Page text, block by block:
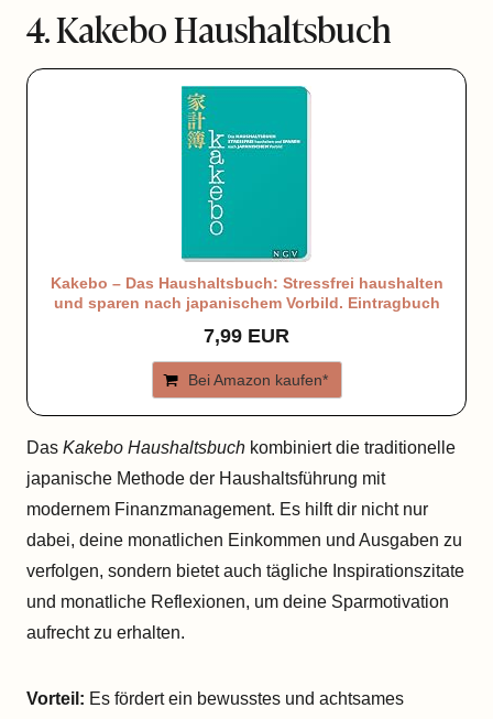
4. Kakebo Haushaltsbuch
Kakebo – Das Haushaltsbuch: Stressfrei haushalten
und sparen nach japanischem Vorbild. Eintragbuch
7,99 EUR
Bei Amazon kaufen*
Das Kakebo Haushaltsbuch kombiniert die traditionelle
japanische Methode der Haushaltsführung mit
modernem Finanzmanagement. Es hilft dir nicht nur
dabei, deine monatlichen Einkommen und Ausgaben zu
verfolgen, sondern bietet auch tägliche Inspirationszitate
und monatliche Reflexionen, um deine Sparmotivation
aufrecht zu erhalten.
Vorteil: Es fördert ein bewusstes und achtsames